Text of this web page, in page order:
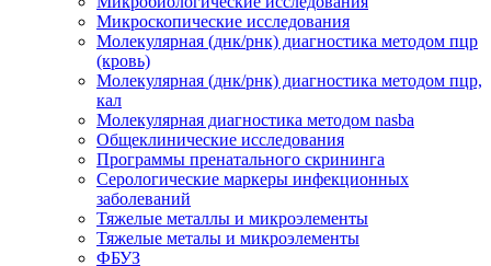
Микроскопические исследования
Молекулярная (днк/рнк) диагностика методом пцр
(кровь)
Молекулярная (днк/рнк) диагностика методом пцр,
кал
Молекулярная диагностика методом nasba
Общеклинические исследования
Программы пренатального скрининга
Серологические маркеры инфекционных
заболеваний
Тяжелые металлы и микроэлементы
Тяжелые металы и микроэлементы
ФБУЗ